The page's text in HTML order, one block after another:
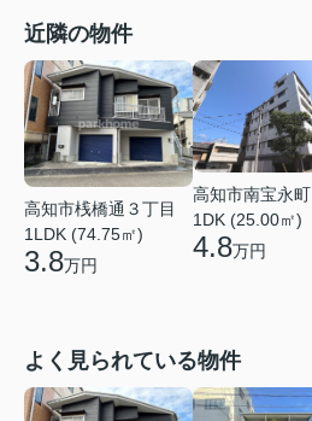
近隣の物件
高知市桟橋通３丁目
1LDK (74.75㎡)
3.8万円
高知市南宝永町
1DK (25.00㎡)
4.8万円
よく見られている物件